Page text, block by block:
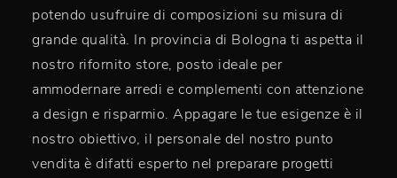
potendo usufruire di composizioni su misura di
grande qualità. In provincia di Bologna ti aspetta il
nostro rifornito store, posto ideale per
ammodernare arredi e complementi con attenzione
a design e risparmio. Appagare le tue esigenze è il
nostro obiettivo, il personale del nostro punto
vendita è difatti esperto nel preparare progetti